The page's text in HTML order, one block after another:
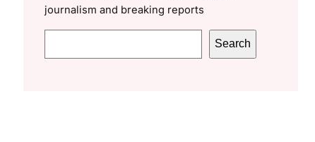
journalism and breaking reports
e
Search